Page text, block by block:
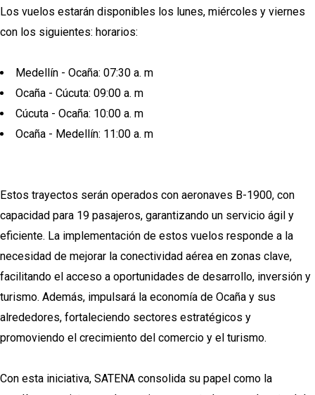
Los vuelos estarán disponibles los lunes, miércoles y viernes
con los siguientes: horarios:
Medellín - Ocaña: 07:30 a. m
Ocaña - Cúcuta: 09:00 a. m
Cúcuta - Ocaña: 10:00 a. m
Ocaña - Medellín: 11:00 a. m
Estos trayectos serán operados con aeronaves B-1900, con
capacidad para 19 pasajeros, garantizando un servicio ágil y
eficiente. La implementación de estos vuelos responde a la
necesidad de mejorar la conectividad aérea en zonas clave,
facilitando el acceso a oportunidades de desarrollo, inversión y
turismo. Además, impulsará la economía de Ocaña y sus
alrededores, fortaleciendo sectores estratégicos y
promoviendo el crecimiento del comercio y el turismo.
Con esta iniciativa, SATENA consolida su papel como la